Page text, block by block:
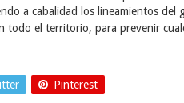
a cabalidad los lineamientos del
todo el territorio, para prevenir
Pinterest